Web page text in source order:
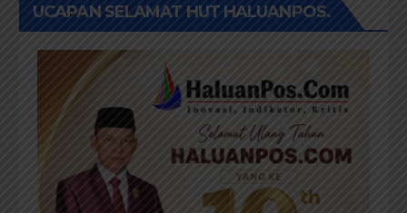
UCAPAN SELAMAT HUT HALUANPOS.